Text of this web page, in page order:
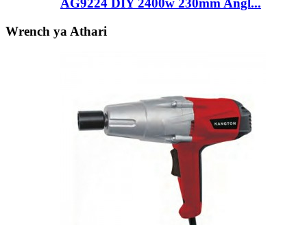
AG9224 DIY 2400w 230mm Angl...
Wrench ya Athari